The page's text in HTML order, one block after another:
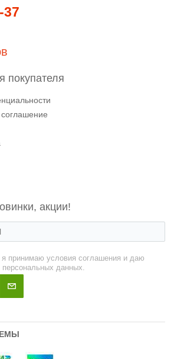
37
покупателя
соглашение
акции!
я принимаю условия соглашения и даю
персональных данных.